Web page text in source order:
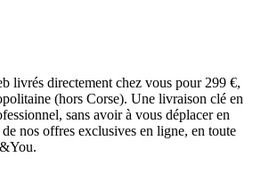
livrés directement chez vous pour 299 €,
(hors Corse). Une livraison clé en
sans avoir à vous déplacer en
nos offres exclusives en ligne, en toute